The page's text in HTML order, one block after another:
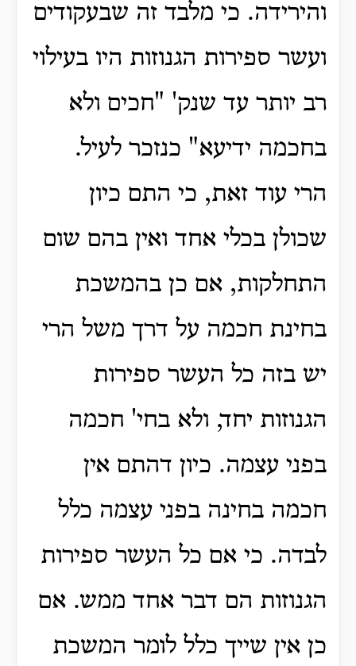
והירידה. כי מלבד זה שבעקודים
ועשר ספירות הגנוזות היו בעילוי
רב יותר עד שנק' "חכים ולא
בחכמה ידיעא" כנזכר לעיל.
הרי עוד זאת, כי התם כיון
שכולן בכלי אחד ואין בהם שום
התחלקות, אם כן בהמשכת
בחינת חכמה על דרך משל הרי
יש בזה כל העשר ספירות
הגנוזות יחד, ולא בחי' חכמה
בפני עצמה. כיון דהתם אין
חכמה בחינה בפני עצמה כלל
לבדה. כי אם כל העשר ספירות
הגנוזות הם דבר אחד ממש. אם
כן אין שייך כלל לומר המשכת